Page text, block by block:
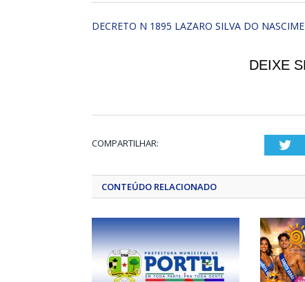
DECRETO N 1895 LAZARO SILVA DO
DEIXE
COMPARTILHAR:
CONTEÚDO RELACIONADO